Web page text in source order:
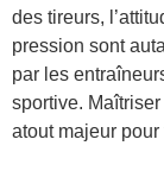
des tireurs,
pression sont
par les
sportive. Maîtriser
atout majeur